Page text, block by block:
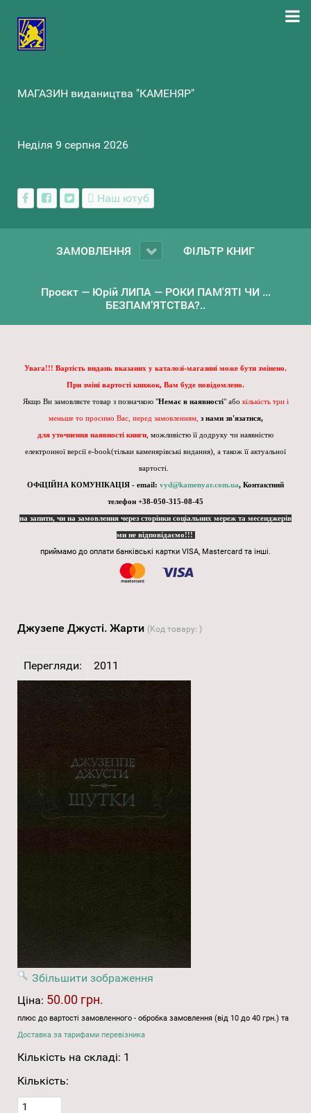
МАГАЗИН видаництва "КАМЕНЯР"
Неділя 9 серпня 2026
Наш ютуб
ЗАМОВЛЕННЯ ФІЛЬТР КНИГ
Проєкт — Юрій ЛИПА — РОКИ ПАМ'ЯТІ ЧИ ...
БЕЗПАМ’ЯТСТВА?..
Увага!!! Вартість видань вказаних у каталозі-магазині може бути змінено.
При зміні вартості книжок, Вам буде повідомлено.
Якщо Ви замовляєте товар з позначкою "Немає в наявності" або кількість три і
меньше то просимо Вас, перед замовленням, з нами зв'язатися,
для уточнення наявності книги , можливістю її додруку чи наявністю
електронної версії e-book(тільки каменярівські видання), а також її актуальної
вартості.
ОФіЦІЙНА КОМУНІКАЦІЯ - email: vyd@kamenyar.com.ua, Контактний
телефон +38-050-315-08-45
на запити, чи на замовлення через сторінки соціальних мереж та месенджерів
ми не відповідаємо!!!
приймамо до оплати банківські картки VISA, Mastercard та інші.
Джузепе Джусті. Жарти (Код товару: )
Перегляди: 2011
Збільшити зображення
Ціна: 50.00 грн.
плюс до вартості замовленного - обробка замовлення (від 10 до 40 грн.) та
Доставка за тарифами перевізника
Кількість на складі: 1
Кількість: